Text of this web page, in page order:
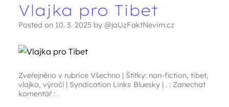
Vlajka pro Tibet
Posted on 10. 3. 2025 by @jaUzFaktNevim.cz
Zveřejněno v rubrice Všechno | Štítky: non-fiction, tibet,
vlajka, výročí | Syndication Links Bluesky | . : Zanechat
komentář : .